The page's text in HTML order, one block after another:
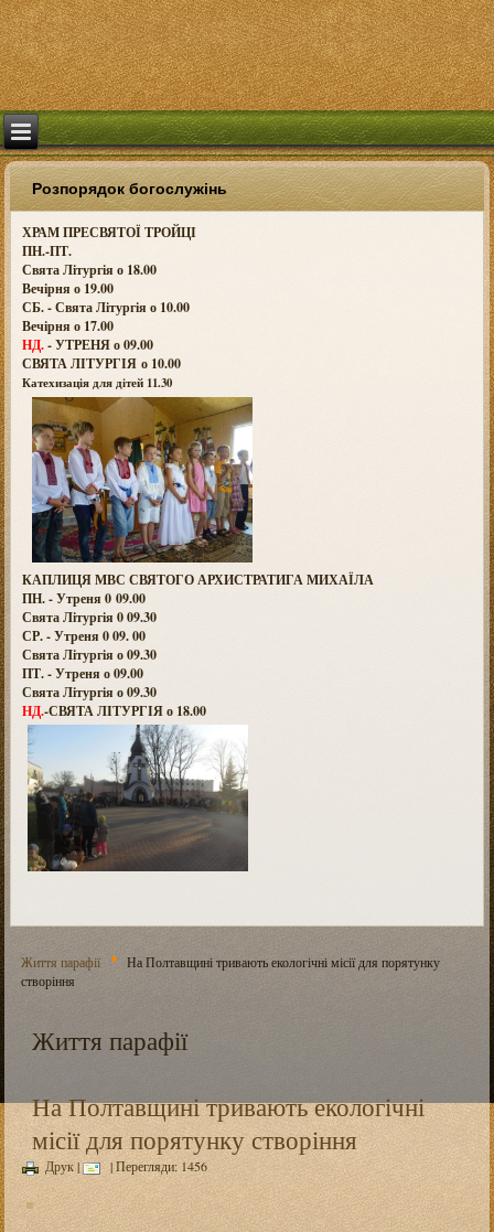
Розпорядок богослужінь
ХРАМ ПРЕСВЯТОЇ ТРОЙЦІ
ПН.-ПТ.
Свята Літургія о 18.00
Вечірня о 19.00
СБ. - Свята Літургія о 10.00
Вечірня о 17.00
НД.- УТРЕНЯ о 09.00
СВЯТА ЛІТУРГІЯ о 10.00
Катехизація для дітей 11.30
КАПЛИЦЯ МВС СВЯТОГО АРХИСТРАТИГА МИХАЇЛА
ПН. - Утреня 0 09.00
Свята Літургія 0 09.30
СР. - Утреня 0 09. 00
Свята Літургія о 09.30
ПТ. - Утреня о 09.00
Свята Літургія о 09.30
НД.-СВЯТА ЛІТУРГІЯ о 18.00
Життя парафії
На Полтавщині тривають екологічні місії для порятунку
створіння
Життя парафії
На Полтавщині тривають екологічні
місії для порятунку створіння
Друк| | Перегляди: 1456